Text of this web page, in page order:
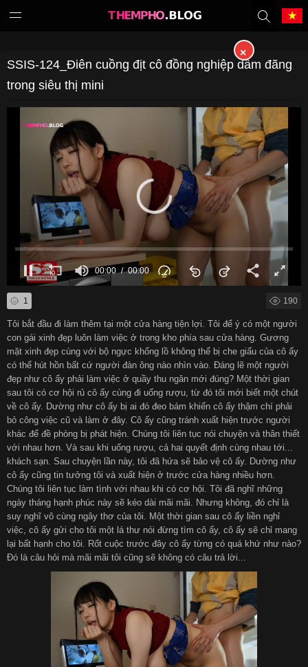
Tiếng Việt 中文（繁體）
日本語 한국어
Melayu ภาษาไทย
Deutsch Français
Indonesia Filipino
हिन्दी Español
Italiano Nederlands
Английский
×
SSIS-124_Điên cuồng địt cô đồng nghiệp dâm đãng
trong siêu thị mini
00:00 00:00
1 190
Tôi bắt đầu đi làm thêm tại một cửa hàng tiện lợi. Tôi để ý có một người
con gái xinh đẹp luôn làm việc ở trong kho phía sau cửa hàng. Gương
mặt xinh đẹp cùng với bộ ngực khổng lồ không thể bị che giấu của cô ấy
có thể hút hồn bất cứ người đàn ông nào nhìn vào. Đáng lẽ một người
đẹp như cô ấy phải làm việc ở quầy thu ngân mới đúng? Một thời gian
sau tôi có cơ hội rủ cô ấy cùng đi uống rượu, từ đó tôi mới biết một chút
về cô ấy. Dường như cô ấy bị ai đó đeo bám khiến cô ấy thậm chí phải
bỏ công việc cũ và làm ở đây. Cô ấy cũng tránh xuất hiện trước người
khác để đề phòng bị phát hiện. Chúng tôi liên tục nói chuyện và thân thiết
với nhau hơn. Và sau khi uống rượu, cả hai quyết định cùng nhau tới...
khách sạn. Sau chuyện lần này, tôi đã hứa sẽ bảo vệ cô ấy. Dường như
cô ấy cũng tin tưởng tôi và xuất hiện ở trước cửa hàng nhiều hơn.
Chúng tôi liên tục làm tình với nhau khi có cơ hội. Tôi đã nghĩ những
ngày tháng hạnh phúc này sẽ kéo dài mãi mãi. Nhưng không, đó chỉ là
suy nghĩ vô cùng ngây thơ của tôi. Một thời gian sau cô ấy liền nghỉ
việc, cô ấy gửi cho tôi một lá thư nói đừng tìm cô ấy, cô ấy sẽ chỉ mang
lại bất hạnh cho tôi. Rốt cuộc trước đây cô ấy từng có quá khứ như nào?
Đó là câu hỏi mà mãi mãi tôi cũng sẽ không có câu trả lời...